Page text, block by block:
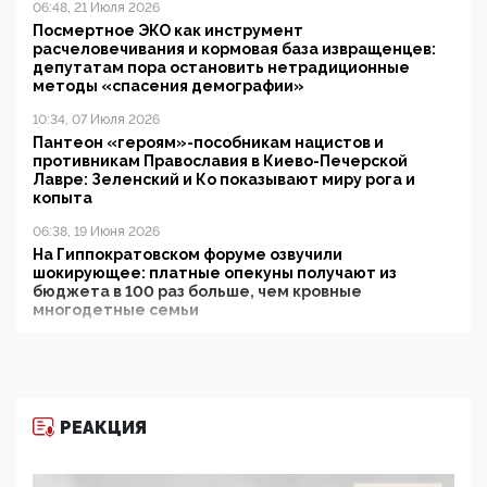
06:48, 21 Июля 2026
Посмертное ЭКО как инструмент
расчеловечивания и кормовая база извращенцев:
депутатам пора остановить нетрадиционные
методы «спасения демографии»
10:34, 07 Июля 2026
Пантеон «героям»-пособникам нацистов и
противникам Православия в Киево-Печерской
Лавре: Зеленский и Ко показывают миру рога и
копыта
06:38, 19 Июня 2026
На Гиппократовском форуме озвучили
шокирующее: платные опекуны получают из
бюджета в 100 раз больше, чем кровные
многодетные семьи
11:53, 09 Июня 2026
деятельность ИИТО ЮНЕСКО в России, но
РЕАКЦИЯ